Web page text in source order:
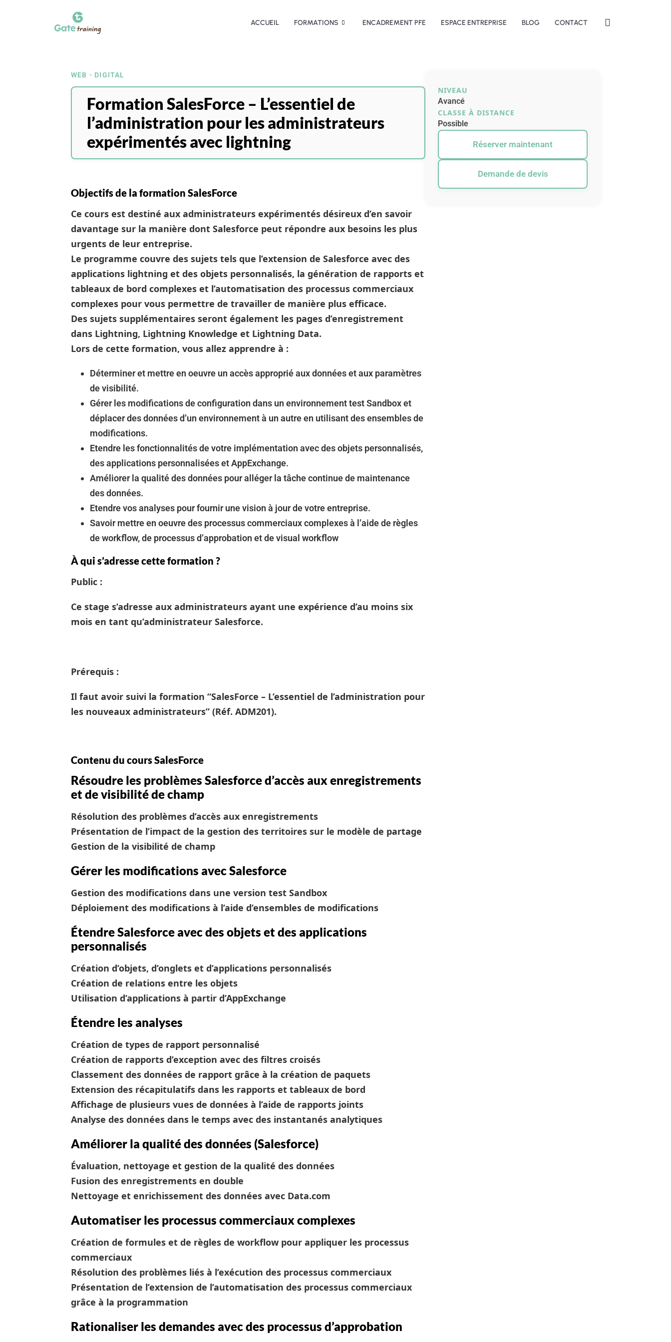
ACCUEIL FORMATIONS ENCADREMENT PFE ESPACE ENTREPRISE BLOG CONTACT
WEB - DIGITAL
Formation SalesForce – L’essentiel de
l’administration pour les administrateurs
expérimentés avec lightning
Objectifs de la formation SalesForce
Ce cours est destiné aux administrateurs expérimentés désireux d’en savoir
davantage sur la manière dont Salesforce peut répondre aux besoins les plus
urgents de leur entreprise.
Le programme couvre des sujets tels que l’extension de Salesforce avec des
applications lightning et des objets personnalisés, la génération de rapports et
tableaux de bord complexes et l’automatisation des processus commerciaux
complexes pour vous permettre de travailler de manière plus efficace.
Des sujets supplémentaires seront également les pages d’enregistrement
dans Lightning, Lightning Knowledge et Lightning Data.
Lors de cette formation, vous allez apprendre à :
Déterminer et mettre en oeuvre un accès approprié aux données et aux paramètres
de visibilité.
Gérer les modifications de configuration dans un environnement test Sandbox et
déplacer des données d’un environnement à un autre en utilisant des ensembles de
modifications.
Etendre les fonctionnalités de votre implémentation avec des objets personnalisés,
des applications personnalisées et AppExchange.
Améliorer la qualité des données pour alléger la tâche continue de maintenance
des données.
Etendre vos analyses pour fournir une vision à jour de votre entreprise.
Savoir mettre en oeuvre des processus commerciaux complexes à l’aide de règles
de workflow, de processus d’approbation et de visual workflow
À qui s’adresse cette formation ?
Public :
Ce stage s’adresse aux administrateurs ayant une expérience d’au moins six
mois en tant qu’administrateur Salesforce.
Prérequis :
Il faut avoir suivi la formation “SalesForce – L’essentiel de l’administration pour
les nouveaux administrateurs” (Réf. ADM201).
Contenu du cours SalesForce
Résoudre les problèmes Salesforce d’accès aux enregistrements
et de visibilité de champ
Résolution des problèmes d’accès aux enregistrements
Présentation de l’impact de la gestion des territoires sur le modèle de partage
Gestion de la visibilité de champ
Gérer les modifications avec Salesforce
Gestion des modifications dans une version test Sandbox
Déploiement des modifications à l’aide d’ensembles de modifications
Étendre Salesforce avec des objets et des applications
personnalisés
Création d’objets, d’onglets et d’applications personnalisés
Création de relations entre les objets
Utilisation d’applications à partir d’AppExchange
Étendre les analyses
Création de types de rapport personnalisé
Création de rapports d’exception avec des filtres croisés
Classement des données de rapport grâce à la création de paquets
Extension des récapitulatifs dans les rapports et tableaux de bord
Affichage de plusieurs vues de données à l’aide de rapports joints
Analyse des données dans le temps avec des instantanés analytiques
Améliorer la qualité des données (Salesforce)
Évaluation, nettoyage et gestion de la qualité des données
Fusion des enregistrements en double
Nettoyage et enrichissement des données avec Data.com
Automatiser les processus commerciaux complexes
Création de formules et de règles de workflow pour appliquer les processus
commerciaux
Résolution des problèmes liés à l’exécution des processus commerciaux
Présentation de l’extension de l’automatisation des processus commerciaux
grâce à la programmation
Rationaliser les demandes avec des processus d’approbation
NIVEAU
Avancé
CLASSE À DISTANCE
Possible
Réserver maintenant
Demande de devis